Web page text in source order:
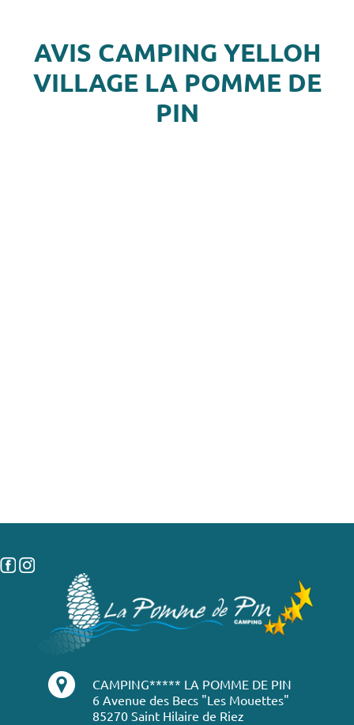
AVIS CAMPING YELLOH
VILLAGE LA POMME DE
PIN
CAMPING***** LA POMME DE PIN
6 Avenue des Becs "Les Mouettes"
85270 Saint Hilaire de Riez